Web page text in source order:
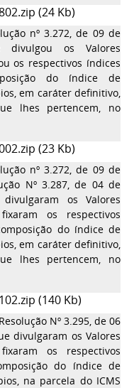
(24 Kb)
nº 3.272, de 09 de
os Valores
os respectivos índices
do índice de
em caráter definitivo,
lhes pertencem, no
(23 Kb)
nº 3.272, de 09 de
Nº 3.287, de 04 de
os Valores
os respectivos
do índice de
em caráter definitivo,
lhes pertencem, no
(140 Kb)
Nº 3.295, de 06
divulgaram os Valores
os respectivos
do índice de
na parcela do ICMS